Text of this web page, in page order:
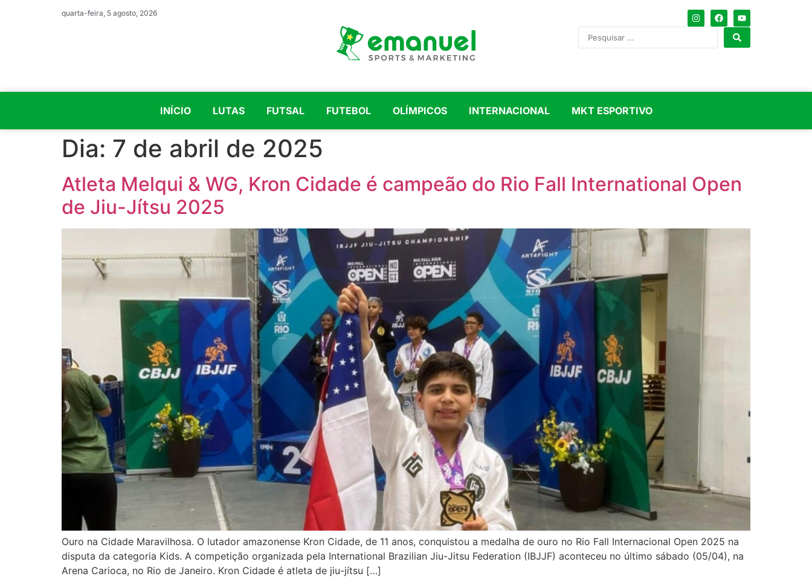
quarta-feira, 5 agosto, 2026
INÍCIO LUTAS FUTSAL FUTEBOL OLÍMPICOS INTERNACIONAL MKT ESPORTIVO
Dia: 7 de abril de 2025
Atleta Melqui & WG, Kron Cidade é campeão do Rio Fall International Open
de Jiu-Jítsu 2025
Ouro na Cidade Maravilhosa. O lutador amazonense Kron Cidade, de 11 anos, conquistou a medalha de ouro no Rio Fall Internacional Open 2025 na
disputa da categoria Kids. A competição organizada pela International Brazilian Jiu-Jitsu Federation (IBJJF) aconteceu no último sábado (05/04), na
Arena Carioca, no Rio de Janeiro. Kron Cidade é atleta de jiu-jítsu […]